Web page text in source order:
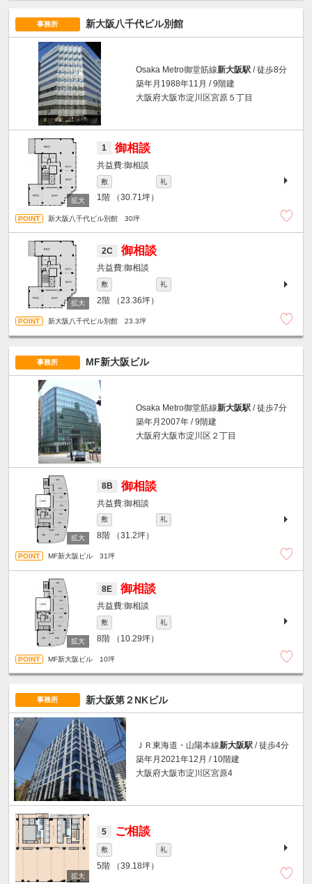
事務所 新大阪八千代ビル別館
Osaka Metro御堂筋線新大阪駅 / 徒歩8分
築年月1988年11月 / 9階建
大阪府大阪市淀川区宮原５丁目
1 御相談
御相談
敷 礼
1階 （30.71坪）
新大阪八千代ビル別館 30坪
2C 御相談
御相談
敷 礼
2階 （23.36坪）
新大阪八千代ビル別館 23.3坪
事務所 MF新大阪ビル
Osaka Metro御堂筋線新大阪駅 / 徒歩7分
築年月2007年 / 9階建
大阪府大阪市淀川区２丁目
8B 御相談
御相談
敷 礼
8階 （31.2坪）
MF新大阪ビル 31坪
8E 御相談
御相談
敷 礼
8階 （10.29坪）
MF新大阪ビル 10坪
事務所 新大阪第２NKビル
ＪＲ東海道・山陽本線新大阪駅 / 徒歩4分
築年月2021年12月 / 10階建
大阪府大阪市淀川区宮原4
5 ご相談
敷 礼
5階 （39.18坪）